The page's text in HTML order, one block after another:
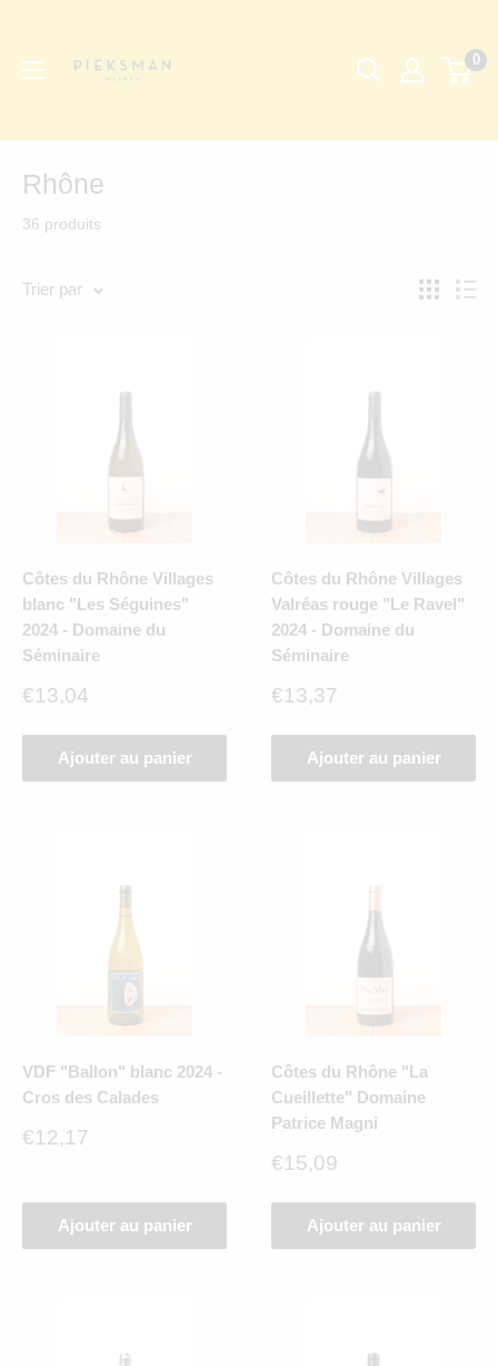
contenu
Wijnen
0
Rhône
36 produits
Trier par
Côtes du Rhône Villages
blanc "Les Séguines"
2024 - Domaine du
Séminaire
Prix
€13,04
Ajouter au panier
Côtes du Rhône Villages
Valréas rouge "Le Ravel"
2024 - Domaine du
Séminaire
Prix
€13,37
Ajouter au panier
VDF "Ballon" blanc 2024 -
Cros des Calades
Prix
€12,17
Ajouter au panier
Côtes du Rhône "La
Cueillette" Domaine
Patrice Magni
Prix
€15,09
Ajouter au panier